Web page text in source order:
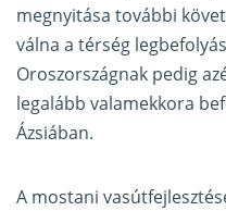
megnyitása további
válna a térség
Oroszországnak pedig
legalább valamekkora
Ázsiában.
A mostani